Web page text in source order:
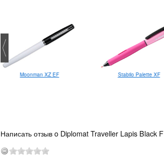
Moonman XZ EF Stabilo Palette XF
Написать отзыв o Diplomat Traveller Lapis Black F